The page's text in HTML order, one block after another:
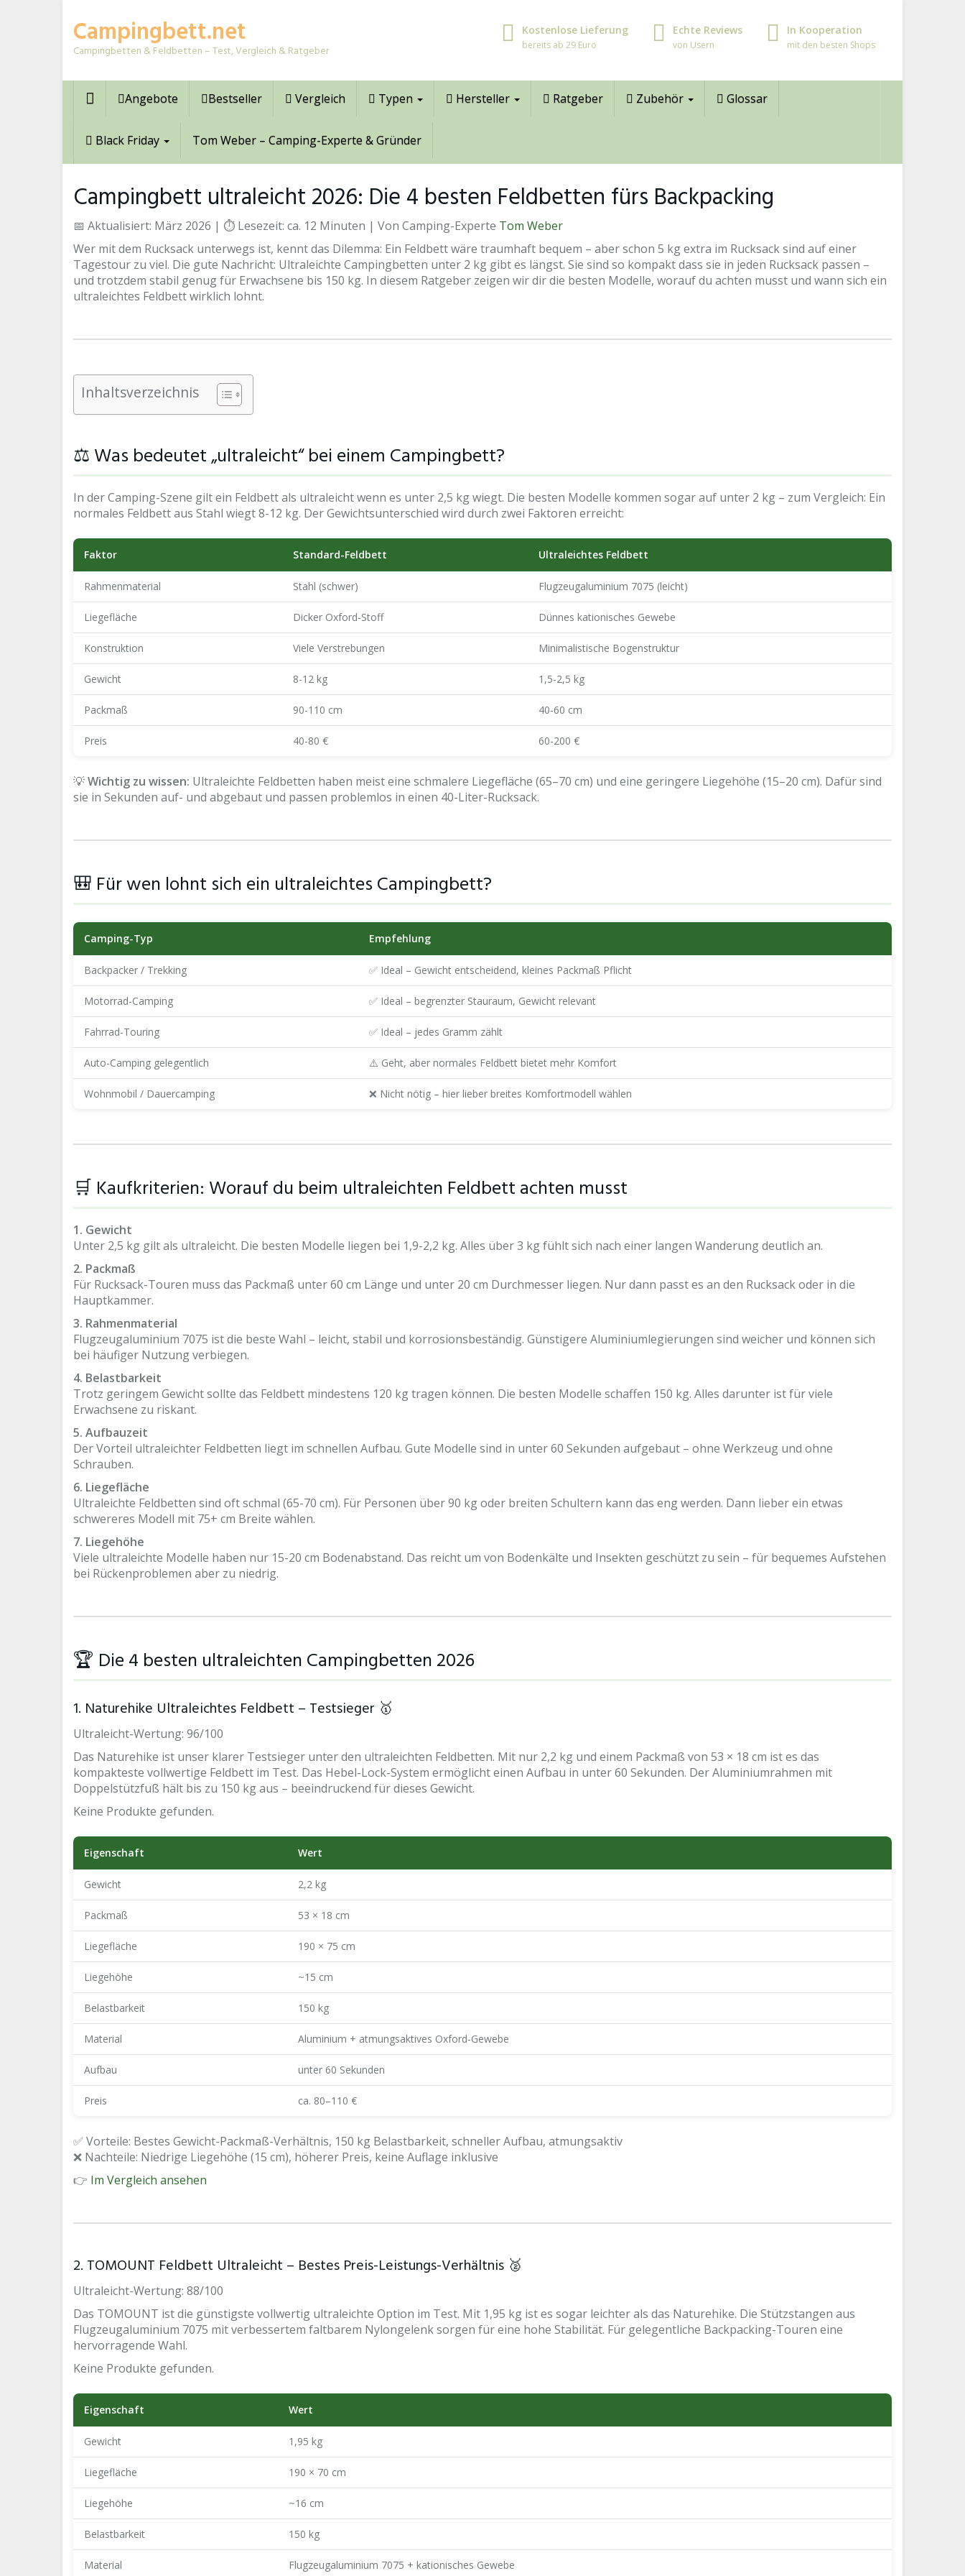
Campingbett.net
Campingbetten & Feldbetten – Test, Vergleich & Ratgeber
Kostenlose Lieferung
bereits ab 29 Euro
Echte Reviews
von Usern
In Kooperation
mit den besten Shops
Angebote Bestseller Vergleich Typen Hersteller Ratgeber Zubehör Glossar
Black Friday Tom Weber – Camping-Experte & Gründer
Campingbett ultraleicht 2026: Die 4 besten Feldbetten fürs Backpacking
📅 Aktualisiert: März 2026 | ⏱ Lesezeit: ca. 12 Minuten | Von Camping-Experte Tom Weber
Wer mit dem Rucksack unterwegs ist, kennt das Dilemma: Ein Feldbett wäre traumhaft bequem – aber schon 5 kg extra im Rucksack sind auf einer
Tagestour zu viel. Die gute Nachricht: Ultraleichte Campingbetten unter 2 kg gibt es längst. Sie sind so kompakt dass sie in jeden Rucksack passen –
und trotzdem stabil genug für Erwachsene bis 150 kg. In diesem Ratgeber zeigen wir dir die besten Modelle, worauf du achten musst und wann sich ein
ultraleichtes Feldbett wirklich lohnt.
Inhaltsverzeichnis
⚖️ Was bedeutet „ultraleicht“ bei einem Campingbett?
In der Camping-Szene gilt ein Feldbett als ultraleicht wenn es unter 2,5 kg wiegt. Die besten Modelle kommen sogar auf unter 2 kg – zum Vergleich: Ein
normales Feldbett aus Stahl wiegt 8-12 kg. Der Gewichtsunterschied wird durch zwei Faktoren erreicht:
Faktor Standard-Feldbett Ultraleichtes Feldbett
Rahmenmaterial Stahl (schwer) Flugzeugaluminium 7075 (leicht)
Liegefläche Dicker Oxford-Stoff Dünnes kationisches Gewebe
Konstruktion Viele Verstrebungen Minimalistische Bogenstruktur
Gewicht 8-12 kg 1,5-2,5 kg
Packmaß 90-110 cm 40-60 cm
Preis 40-80 € 60-200 €
💡Wichtig zu wissen: Ultraleichte Feldbetten haben meist eine schmalere Liegefläche (65–70 cm) und eine geringere Liegehöhe (15–20 cm). Dafür sind
sie in Sekunden auf- und abgebaut und passen problemlos in einen 40-Liter-Rucksack.
🎒 Für wen lohnt sich ein ultraleichtes Campingbett?
Camping-Typ Empfehlung
Backpacker / Trekking ✅ Ideal – Gewicht entscheidend, kleines Packmaß Pflicht
Motorrad-Camping ✅ Ideal – begrenzter Stauraum, Gewicht relevant
Fahrrad-Touring ✅ Ideal – jedes Gramm zählt
Auto-Camping gelegentlich ⚠️ Geht, aber normales Feldbett bietet mehr Komfort
Wohnmobil / Dauercamping ❌ Nicht nötig – hier lieber breites Komfortmodell wählen
🛒 Kaufkriterien: Worauf du beim ultraleichten Feldbett achten musst
1. Gewicht
Unter 2,5 kg gilt als ultraleicht. Die besten Modelle liegen bei 1,9-2,2 kg. Alles über 3 kg fühlt sich nach einer langen Wanderung deutlich an.
2. Packmaß
Für Rucksack-Touren muss das Packmaß unter 60 cm Länge und unter 20 cm Durchmesser liegen. Nur dann passt es an den Rucksack oder in die
Hauptkammer.
3. Rahmenmaterial
Flugzeugaluminium 7075 ist die beste Wahl – leicht, stabil und korrosionsbeständig. Günstigere Aluminiumlegierungen sind weicher und können sich
bei häufiger Nutzung verbiegen.
4. Belastbarkeit
Trotz geringem Gewicht sollte das Feldbett mindestens 120 kg tragen können. Die besten Modelle schaffen 150 kg. Alles darunter ist für viele
Erwachsene zu riskant.
5. Aufbauzeit
Der Vorteil ultraleichter Feldbetten liegt im schnellen Aufbau. Gute Modelle sind in unter 60 Sekunden aufgebaut – ohne Werkzeug und ohne
Schrauben.
6. Liegefläche
Ultraleichte Feldbetten sind oft schmal (65-70 cm). Für Personen über 90 kg oder breiten Schultern kann das eng werden. Dann lieber ein etwas
schwereres Modell mit 75+ cm Breite wählen.
7. Liegehöhe
Viele ultraleichte Modelle haben nur 15-20 cm Bodenabstand. Das reicht um von Bodenkälte und Insekten geschützt zu sein – für bequemes Aufstehen
bei Rückenproblemen aber zu niedrig.
🏆 Die 4 besten ultraleichten Campingbetten 2026
1. Naturehike Ultraleichtes Feldbett – Testsieger 🥇
Ultraleicht-Wertung: 96/100
Das Naturehike ist unser klarer Testsieger unter den ultraleichten Feldbetten. Mit nur 2,2 kg und einem Packmaß von 53 × 18 cm ist es das
kompakteste vollwertige Feldbett im Test. Das Hebel-Lock-System ermöglicht einen Aufbau in unter 60 Sekunden. Der Aluminiumrahmen mit
Doppelstützfuß hält bis zu 150 kg aus – beeindruckend für dieses Gewicht.
Keine Produkte gefunden.
Eigenschaft Wert
Gewicht 2,2 kg
Packmaß 53 × 18 cm
Liegefläche 190 × 75 cm
Liegehöhe ~15 cm
Belastbarkeit 150 kg
Material Aluminium + atmungsaktives Oxford-Gewebe
Aufbau unter 60 Sekunden
Preis ca. 80–110 €
✅ Vorteile: Bestes Gewicht-Packmaß-Verhältnis, 150 kg Belastbarkeit, schneller Aufbau, atmungsaktiv
❌ Nachteile: Niedrige Liegehöhe (15 cm), höherer Preis, keine Auflage inklusive
👉 Im Vergleich ansehen
2. TOMOUNT Feldbett Ultraleicht – Bestes Preis-Leistungs-Verhältnis 🥈
Ultraleicht-Wertung: 88/100
Das TOMOUNT ist die günstigste vollwertig ultraleichte Option im Test. Mit 1,95 kg ist es sogar leichter als das Naturehike. Die Stützstangen aus
Flugzeugaluminium 7075 mit verbessertem faltbarem Nylongelenk sorgen für eine hohe Stabilität. Für gelegentliche Backpacking-Touren eine
hervorragende Wahl.
Keine Produkte gefunden.
Eigenschaft Wert
Gewicht 1,95 kg
Liegefläche 190 × 70 cm
Liegehöhe ~16 cm
Belastbarkeit 150 kg
Material Flugzeugaluminium 7075 + kationisches Gewebe